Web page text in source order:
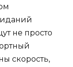
не просто
скорость,